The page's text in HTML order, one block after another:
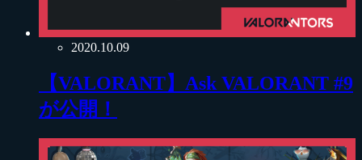
2020.10.09
【VALORANT】Ask VALORANT #9
が公開！